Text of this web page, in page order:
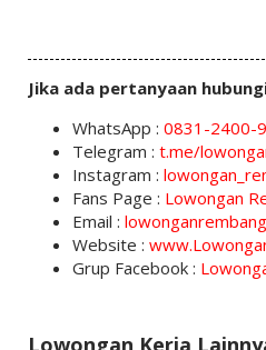
Jika ada pertanyaan
WhatsApp : 0831-2400-
Telegram : t.me/
Instagram :
Fans Page : Lowongan
Email :
Website :
Grup Facebook :
Lowongan Kerja